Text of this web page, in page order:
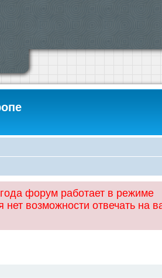
форум работает в режиме
возможности отвечать на